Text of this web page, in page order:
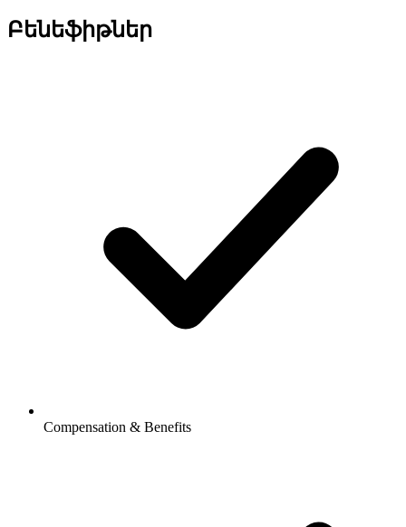
Բենեֆիթներ
Compensation & Benefits